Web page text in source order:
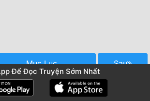
Mục Lục Sau
Loại
Để Đọc Truyện Sớm Nhất